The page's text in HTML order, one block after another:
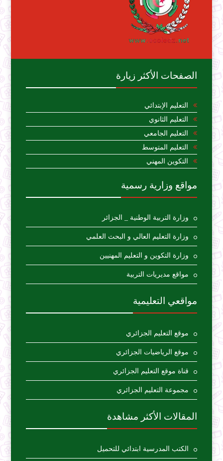
الصفحات الأكثر زيارة
التعليم الإبتدائي
التعليم الثانوي
التعليم الجامعي
التعليم المتوسط
التكوين المهني
مواقع وزارية رسمية
وزارة التربية الوطنية _ الجزائر
وزارة التعليم العالي و البحث العلمي
وزارة التكوين و التعليم المهنيين
مواقع مديريات التربية
مواقعي التعليمية
موقع التعليم الجزائري
موقع الرياضيات الجزائري
قناة موقع التعليم الجزائري
مجموعة التعليم الجزائري
المقالات الأكثر مشاهدة
الكتب المدرسية ابتدائي للتحميل